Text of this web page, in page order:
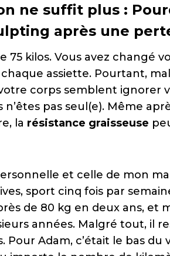
ne suffit plus :
après une
75 kilos. Vous avez changé
assiette. Pourtant,
corps semblent ignorer
pas seul(e). Même
la résistance graisseuse
et celle de mon
sport cinq fois par
de 80 kg en deux ans, et
années. Malgré tout, il
Pour Adam, c’était le bas